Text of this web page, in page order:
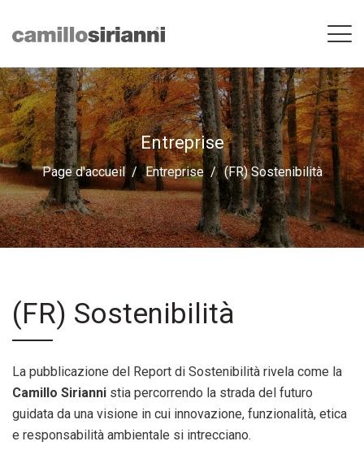
Entreprise
Page d'accueil Entreprise (FR) Sostenibilità
(FR) Sostenibilità
La pubblicazione del Report di Sostenibilità rivela come la
Camillo Sirianni stia percorrendo la strada del futuro
guidata da una visione in cui innovazione, funzionalità, etica
e responsabilità ambientale si intrecciano.